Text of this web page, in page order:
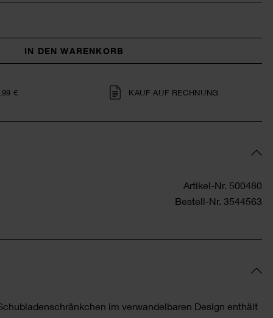
IN DEN WARENKORB
€ KAUF AUF RECHNUNG
Artikel-Nr. 500480
Bestell-Nr. 3544563
im verwandelbaren Design enthält